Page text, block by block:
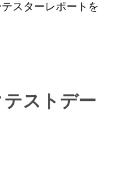
スターレポートを
ストデー